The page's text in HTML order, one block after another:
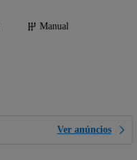
Manual
Ver anúncios